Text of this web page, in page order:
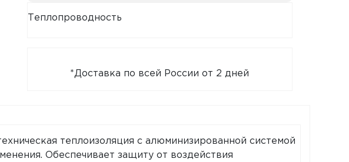
Теплопроводность
*Доставка по всей России от 2 дней
теплоизоляция с алюминизированной системой
Обеспечивает защиту от воздействия